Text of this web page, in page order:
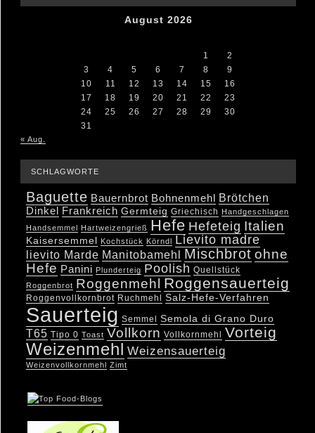
August 2026
1
2
3
4 5 6 7 8
9
10
11 12 13 14 15
16
17
18 19 20 21 22
23
24
25 26 27 28 29
30
31
« Aug.
SCHLAGWORTE
Baguette Bauernbrot Bohnenmehl Brötchen
Dinkel Frankreich Germteig Griechisch
Handgeschlagen
Handsemmel
Hartweizengrieß Hefe Hefeteig Italien
Kaisersemmel Kochstück Körndl Lievito madre
lievito Marde Manitobamehl Mischbrot ohne
Hefe Panini Plunderteig Poolish Quellstück
Roggenbrot Roggenmehl Roggensauerteig
Roggenvollkornbrot Ruchmehl Salz-Hefe-Verfahren
Sauerteig Semmel Semola di Grano Duro
T65 Tipo 0 Toast Vollkorn Vollkornmehl Vorteig
Weizenmehl Weizensauerteig
Weizenvollkornmehl Zimt